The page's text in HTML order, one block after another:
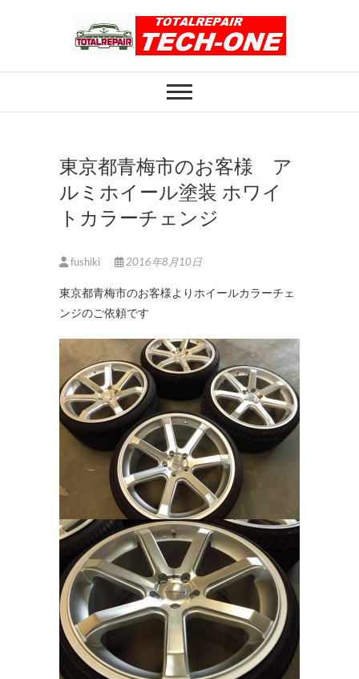
ホイール修理のト
ータルリペアテッ
クワン
東京都青梅市のお客様 ア
ルミホイール塗装 ホワイ
トカラーチェンジ
fushiki 2016年8月10日
東京都青梅市のお客様よりホイールカラーチェ
ンジのご依頼です